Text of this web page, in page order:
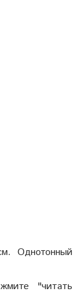
Однотонный
"читать